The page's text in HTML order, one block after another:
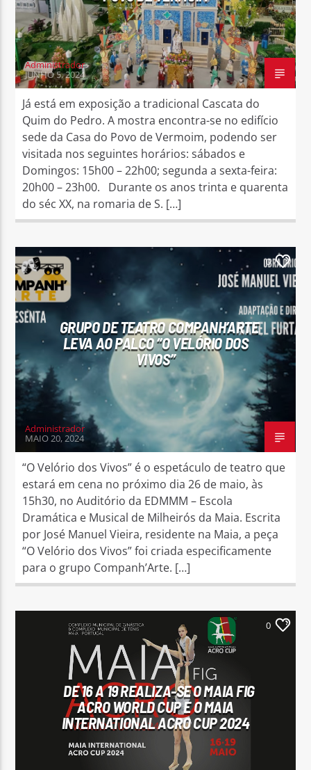
Administrador
JUNHO 5, 2024
Já está em exposição a tradicional Cascata do
Quim do Pedro. A mostra encontra-se no edifício
sede da Casa do Povo de Vermoim, podendo ser
visitada nos seguintes horários: sábados e
Domingos: 15h00 – 22h00; segunda a sexta-feira:
20h00 – 23h00. Durante os anos trinta e quarenta
do séc XX, na romaria de S. […]
0
GRUPO DE TEATRO COMPANH’ARTE
LEVA AO PALCO “O VELÓRIO DOS
VIVOS”
Administrador
MAIO 20, 2024
“O Velório dos Vivos” é o espetáculo de teatro que
estará em cena no próximo dia 26 de maio, às
15h30, no Auditório da EDMMM – Escola
Dramática e Musical de Milheirós da Maia. Escrita
por José Manuel Vieira, residente na Maia, a peça
“O Velório dos Vivos” foi criada especificamente
para o grupo Companh’Arte. […]
0
DE 16 A 19 REALIZA-SE O MAIA FIG
ACRO WORLD CUP E O MAIA
INTERNATIONAL ACRO CUP 2024